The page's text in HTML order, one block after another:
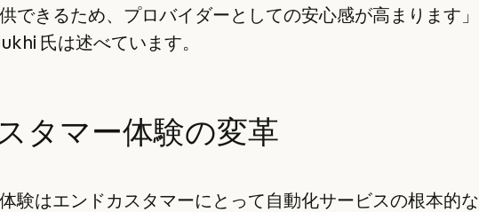
できるため、プロバイダーとしての安心感が高まります」
氏は述べています。
タマー体験の変革
験はエンドカスタマーにとって自動化サービスの根本的な